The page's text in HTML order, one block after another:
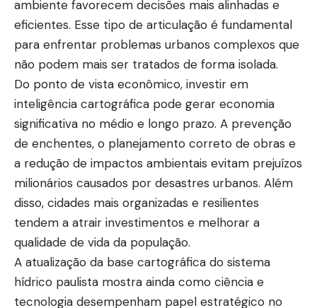
ambiente favorecem decisões mais alinhadas e
eficientes. Esse tipo de articulação é fundamental
para enfrentar problemas urbanos complexos que
não podem mais ser tratados de forma isolada.
Do ponto de vista econômico, investir em
inteligência cartográfica pode gerar economia
significativa no médio e longo prazo. A prevenção
de enchentes, o planejamento correto de obras e
a redução de impactos ambientais evitam prejuízos
milionários causados por desastres urbanos. Além
disso, cidades mais organizadas e resilientes
tendem a atrair investimentos e melhorar a
qualidade de vida da população.
A atualização da base cartográfica do sistema
hídrico paulista mostra ainda como ciência e
tecnologia desempenham papel estratégico no